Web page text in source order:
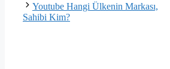
Youtube Hangi Ülkenin Markası,
Sahibi Kim?